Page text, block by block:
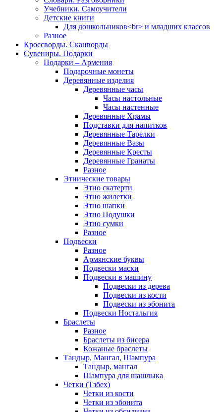
Учебники. Самоучители
Детские книги
Для дошкольников<br> и младших классов
Разное
Кроссворды. Сканворды
Сувениры. Подарки
Подарки – Армения
Подарочные монеты
Деревянные изделия
Деревянные часы
Часы настольные
Часы настенные
Деревянные Храмы
Подставки для напитков
Деревянные Тарелки
Деревянные Вазы
Деревянные Кресты
Деревянные Гранаты
Разное
Этнические товары
Этно скатерти
Этно жилетки
Этно шапки
Этно Подушки
Этно сумки
Разное
Подвески
Разное
Армянские буквы
Подвески маски
Подвески в машину
Подвески из дерева
Подвески из кости
Подвески из эбонита
Подвески Ностальгия
Браслеты
Разное
Браслеты из бисера
Кожаные браслеты
Тандыр, Мангал, Шампура
Тандыр, мангал
Шампура для шашлыка
Четки (Тзбех)
Четки из кости
Четки из эбонита